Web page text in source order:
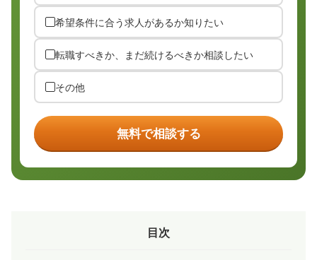
希望条件に合う求人があるか知りたい
転職すべきか、まだ続けるべきか相談したい
その他
無料で相談する
目次